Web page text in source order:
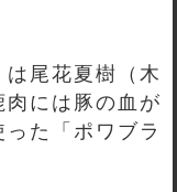
尾花夏樹（木
には豚の血が
た「ポワブラ